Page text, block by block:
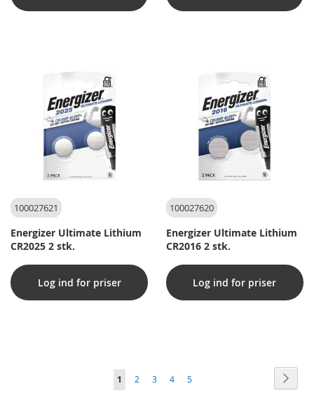
100027621
Energizer Ultimate Lithium
CR2025 2 stk.
Log ind for priser
100027620
Energizer Ultimate Lithium
CR2016 2 stk.
Log ind for priser
Du
1 Side
2 Side
3 Side
4 Side
5